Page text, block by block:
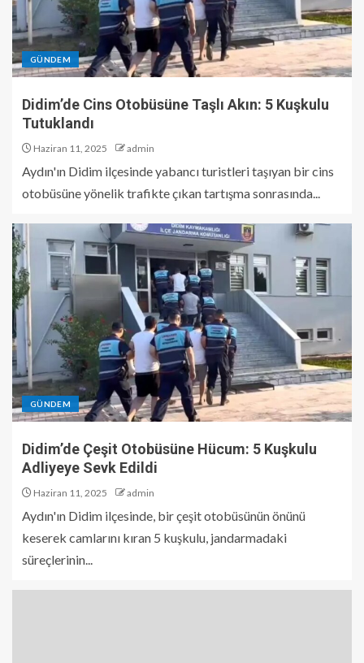
GÜNDEM
Didim’de Cins Otobüsüne Taşlı Akın: 5 Kuşkulu
Tutuklandı
Haziran 11, 2025 admin
Aydın'ın Didim ilçesinde yabancı turistleri taşıyan bir cins
otobüsüne yönelik trafikte çıkan tartışma sonrasında...
GÜNDEM
Didim’de Çeşit Otobüsüne Hücum: 5 Kuşkulu
Adliyeye Sevk Edildi
Haziran 11, 2025 admin
Aydın'ın Didim ilçesinde, bir çeşit otobüsünün önünü
keserek camlarını kıran 5 kuşkulu, jandarmadaki
süreçlerinin...